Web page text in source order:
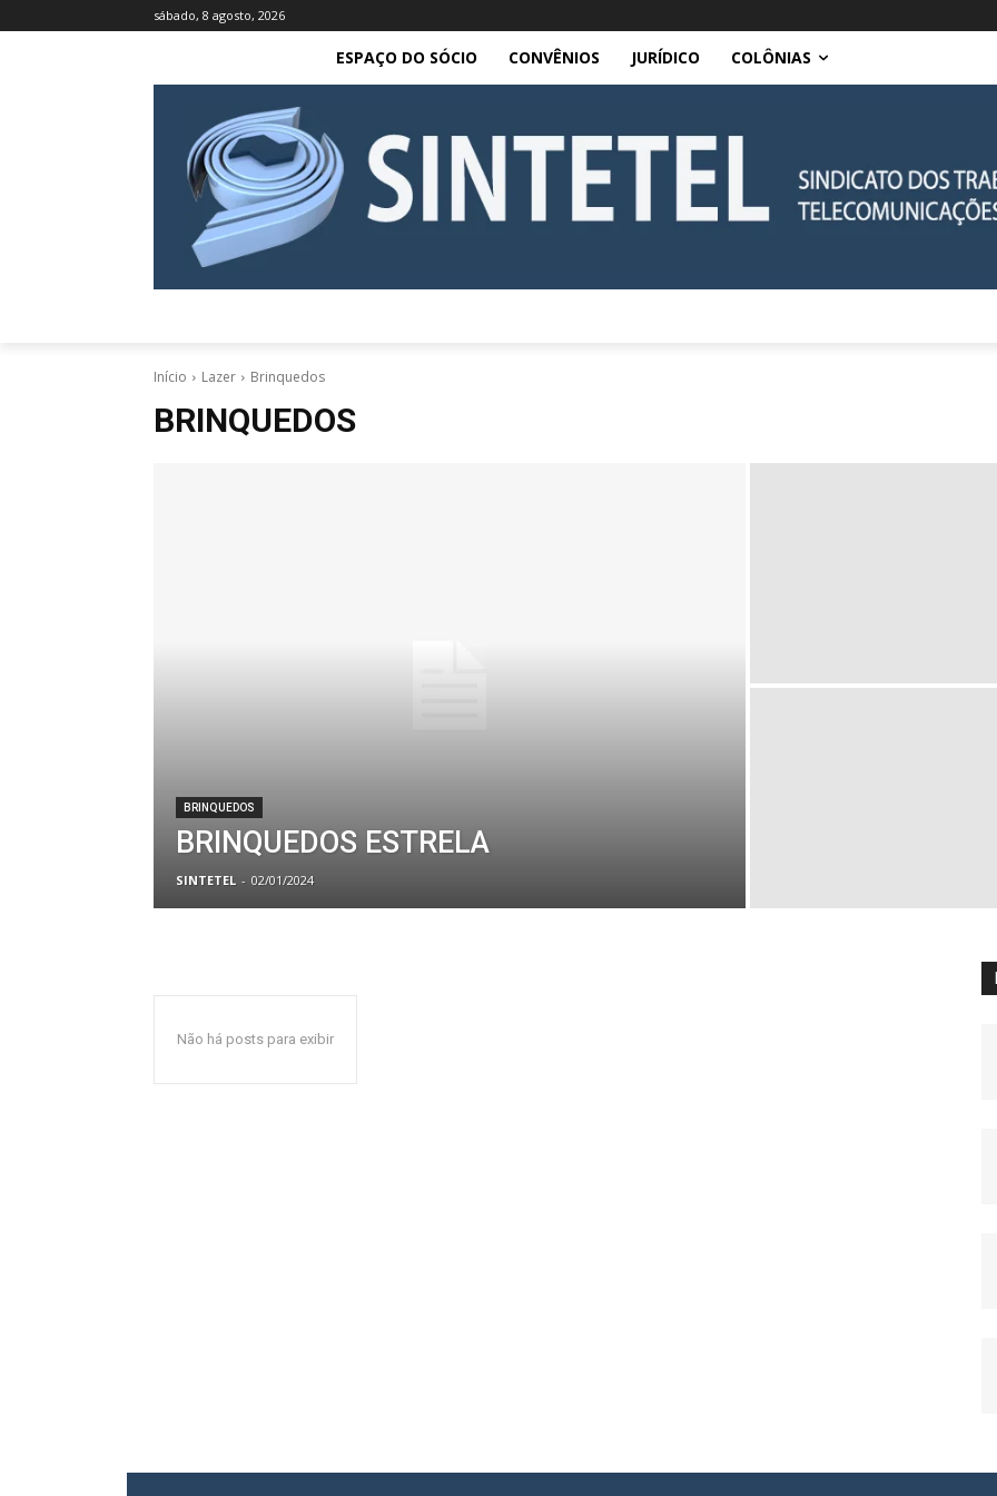
sábado, 8 agosto, 2026
ESPAÇO DO SÓCIO CONVÊNIOS JURÍDICO COLÔNIAS
Início Lazer Brinquedos
BRINQUEDOS
BRINQUEDOS
BRINQUEDOS ESTRELA
SINTETEL - 02/01/2024
Não há posts para exibir